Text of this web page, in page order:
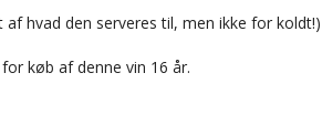
hvad den serveres til, men ikke for koldt!)
køb af denne vin 16 år.